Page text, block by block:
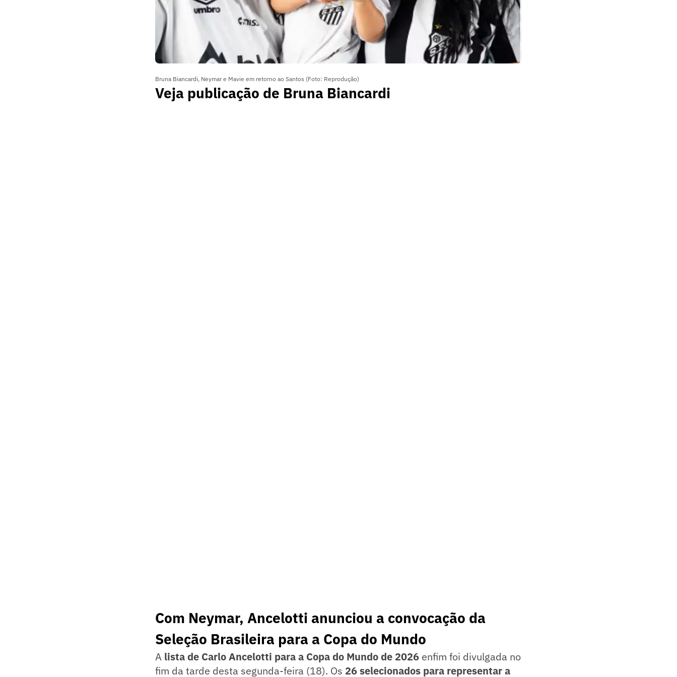
Bruna Biancardi, Neymar e Mavie em retorno ao Santos (Foto: Reprodução)
Veja publicação de Bruna Biancardi
Com Neymar, Ancelotti anunciou a convocação da
Seleção Brasileira para a Copa do Mundo
A lista de Carlo Ancelotti para a Copa do Mundo de 2026 enfim foi divulgada no
fim da tarde desta segunda-feira (18). Os 26 selecionados para representar a